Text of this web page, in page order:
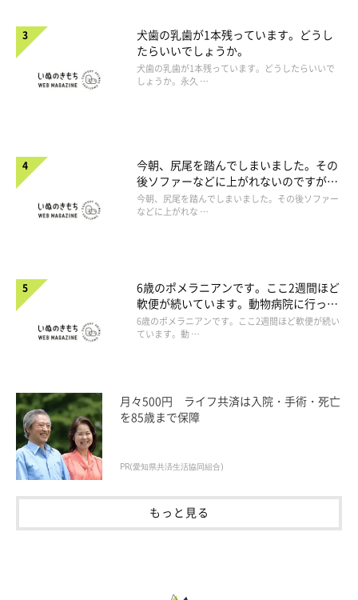
犬歯の乳歯が1本残っています。どうし
たらいいでしょうか。
犬歯の乳歯が1本残っています。どうしたらいいで
しょうか。永久 …
今朝、尻尾を踏んでしまいました。その
後ソファーなどに上がれないのですが、
大丈夫でしょうか。
今朝、尻尾を踏んでしまいました。その後ソファー
などに上がれな …
6歳のポメラニアンです。ここ2週間ほど
軟便が続いています。動物病院に行った
ほうがよいですか。
6歳のポメラニアンです。ここ2週間ほど軟便が続い
ています。動 …
月々500円 ライフ共済は入院・手術・死亡
を85歳まで保障
PR(愛知県共済生活協同組合)
もっと見る